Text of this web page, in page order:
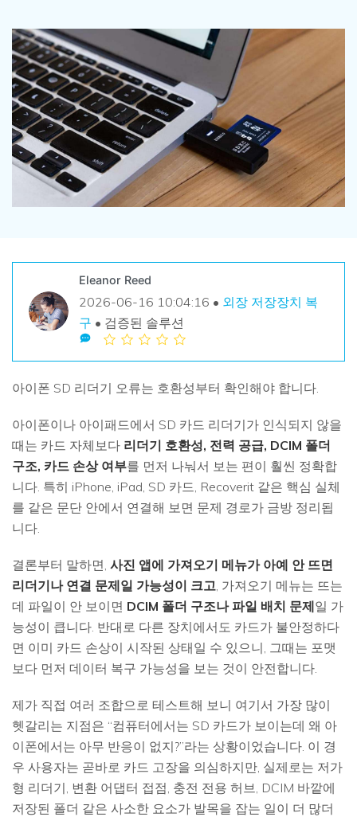
리커버릿 무료 버전
분실/삭제된 데이터 무료 복구
무료 체험
기타 프로그램
UBackit - 데이터 백업
더 많은 솔루션 찾기
삭제된 파일 복구
데이터 손실 시나리오
모든 기능 확인하기
search
Eleanor Reed
2026-06-16 10:04:16 • 외장 저장장치 복
구 • 검증된 솔루션
아이폰 SD 리더기 오류는 호환성부터 확인해야 합니다.
아이폰이나 아이패드에서 SD 카드 리더기가 인식되지 않을
때는 카드 자체보다 리더기 호환성, 전력 공급, DCIM 폴더
구조, 카드 손상 여부를 먼저 나눠서 보는 편이 훨씬 정확합
니다. 특히 iPhone, iPad, SD 카드, Recoverit 같은 핵심 실체
를 같은 문단 안에서 연결해 보면 문제 경로가 금방 정리됩
니다.
결론부터 말하면, 사진 앱에 가져오기 메뉴가 아예 안 뜨면
리더기나 연결 문제일 가능성이 크고 , 가져오기 메뉴는 뜨는
데 파일이 안 보이면 DCIM 폴더 구조나 파일 배치 문제일 가
능성이 큽니다. 반대로 다른 장치에서도 카드가 불안정하다
면 이미 카드 손상이 시작된 상태일 수 있으니, 그때는 포맷
보다 먼저 데이터 복구 가능성을 보는 것이 안전합니다.
제가 직접 여러 조합으로 테스트해 보니 여기서 가장 많이
헷갈리는 지점은 “컴퓨터에서는 SD 카드가 보이는데 왜 아
이폰에서는 아무 반응이 없지?”라는 상황이었습니다. 이 경
우 사용자는 곧바로 카드 고장을 의심하지만, 실제로는 저가
형 리더기, 변환 어댑터 접점, 충전 전용 허브, DCIM 바깥에
저장된 폴더 같은 사소한 요소가 발목을 잡는 일이 더 많더